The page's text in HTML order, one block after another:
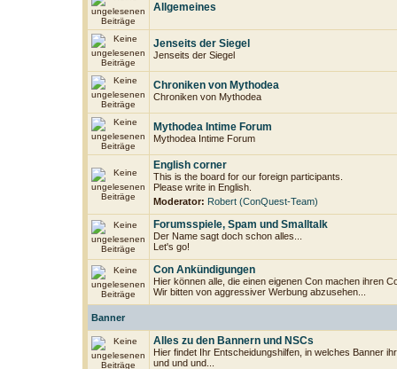
Allgemeines
Jenseits der Siegel
Jenseits der Siegel
Chroniken von Mythodea
Chroniken von Mythodea
Mythodea Intime Forum
Mythodea Intime Forum
English corner
This is the board for our foreign participants.
Please write in English.
Moderator: Robert (ConQuest-Team)
Forumsspiele, Spam und Smalltalk
Der Name sagt doch schon alles...
Let's go!
Con Ankündigungen
Hier können alle, die einen eigenen Con machen ihren
Wir bitten von aggressiver Werbung abzusehen...
Banner
Alles zu den Bannern und NSCs
Hier findet Ihr Entscheidungshilfen, in welches Banner
und und und...